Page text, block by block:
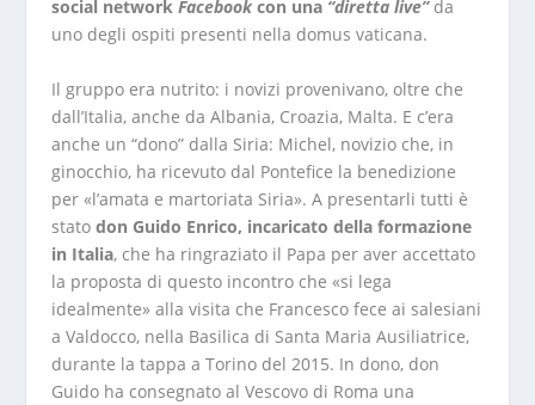
social network Facebookcon una “diretta live” da
uno degli ospiti presenti nella domus vaticana.
Il gruppo era nutrito: i novizi provenivano, oltre che
dall’Italia, anche da Albania, Croazia, Malta. E c’era
anche un “dono” dalla Siria: Michel, novizio che, in
ginocchio, ha ricevuto dal Pontefice la benedizione
per «l’amata e martoriata Siria». A presentarli tutti è
stato don Guido Enrico, incaricato della formazione
in Italia, che ha ringraziato il Papa per aver accettato
la proposta di questo incontro che «si lega
idealmente» alla visita che Francesco fece ai salesiani
a Valdocco, nella Basilica di Santa Maria Ausiliatrice,
durante la tappa a Torino del 2015. In dono, don
Guido ha consegnato al Vescovo di Roma una